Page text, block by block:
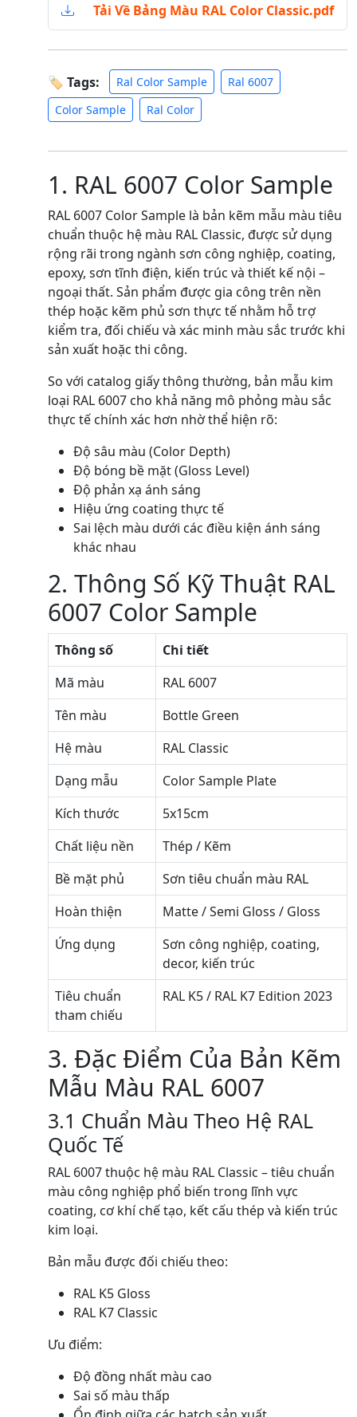
Tải Về Bảng Màu RAL Color Classic.pdf
🏷 Tags: Ral Color Sample
Ral 6007
Color Sample
Ral Color
1. RAL 6007 Color Sample
RAL 6007 Color Sample là bản kẽm mẫu màu tiêu
chuẩn thuộc hệ màu RAL Classic, được sử dụng
rộng rãi trong ngành sơn công nghiệp, coating,
epoxy, sơn tĩnh điện, kiến trúc và thiết kế nội –
ngoại thất. Sản phẩm được gia công trên nền
thép hoặc kẽm phủ sơn thực tế nhằm hỗ trợ
kiểm tra, đối chiếu và xác minh màu sắc trước khi
sản xuất hoặc thi công.
So với catalog giấy thông thường, bản mẫu kim
loại RAL 6007 cho khả năng mô phỏng màu sắc
thực tế chính xác hơn nhờ thể hiện rõ:
Độ sâu màu (Color Depth)
Độ bóng bề mặt (Gloss Level)
Độ phản xạ ánh sáng
Hiệu ứng coating thực tế
Sai lệch màu dưới các điều kiện ánh sáng
khác nhau
2. Thông Số Kỹ Thuật RAL
6007 Color Sample
Thông số
Chi tiết
Mã màu
RAL 6007
Tên màu
Bottle Green
Hệ màu
RAL Classic
Dạng mẫu
Color Sample Plate
Kích thước
5x15cm
Chất liệu nền
Thép / Kẽm
Bề mặt phủ
Sơn tiêu chuẩn màu RAL
Hoàn thiện
Matte / Semi Gloss / Gloss
Ứng dụng
Sơn công nghiệp, coating,
decor, kiến trúc
Tiêu chuẩn
tham chiếu
RAL K5 / RAL K7 Edition 2023
3. Đặc Điểm Của Bản Kẽm
Mẫu Màu RAL 6007
3.1 Chuẩn Màu Theo Hệ RAL
Quốc Tế
RAL 6007 thuộc hệ màu RAL Classic – tiêu chuẩn
màu công nghiệp phổ biến trong lĩnh vực
coating, cơ khí chế tạo, kết cấu thép và kiến trúc
kim loại.
Bản mẫu được đối chiếu theo:
RAL K5 Gloss
RAL K7 Classic
Ưu điểm:
Độ đồng nhất màu cao
Sai số màu thấp